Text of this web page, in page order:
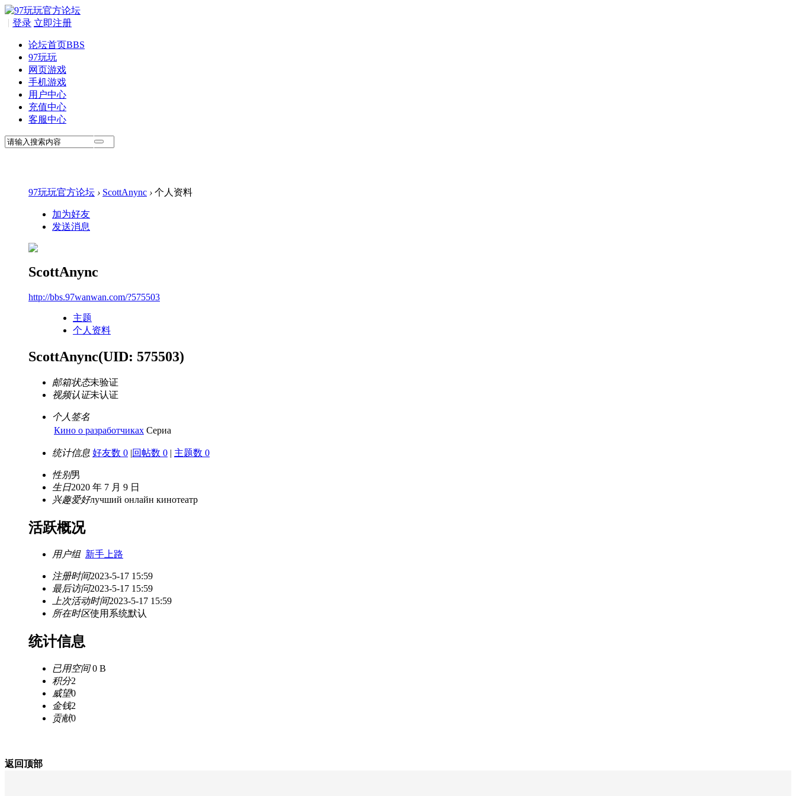
登录
| 立即注册
论坛首页BBS
97玩玩
网页游戏
手机游戏
用户中心
充值中心
客服中心
97玩玩官方论坛 › ScottAnync › 个人资料
加为好友
发送消息
ScottAnync
http://bbs.97wanwan.com/?575503
主题
个人资料
ScottAnync(UID: 575503)
邮箱状态未验证
视频认证未认证
个人签名
Кино о разработчиках Сериа
统计信息 好友数 0 |回帖数 0 | 主题数 0
性别男
生日2020 年 7 月 9 日
兴趣爱好лучший онлайн кинотеатр
活跃概况
用户组 新手上路
注册时间2023-5-17 15:59
最后访问2023-5-17 15:59
上次活动时间2023-5-17 15:59
所在时区使用系统默认
统计信息
已用空间0 B
积分2
威望0
金钱2
贡献0
返回顶部